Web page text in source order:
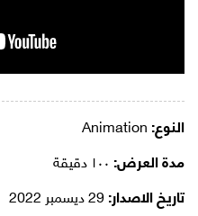
النوع:
مدة العرض:
تاريخ الاصدار: